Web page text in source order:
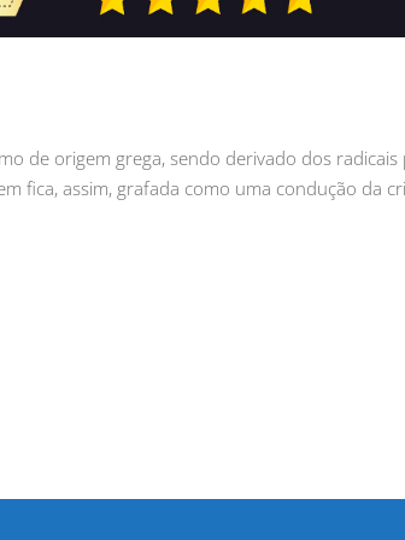
de origem grega, sendo derivado dos
fica, assim, grafada como uma condução da